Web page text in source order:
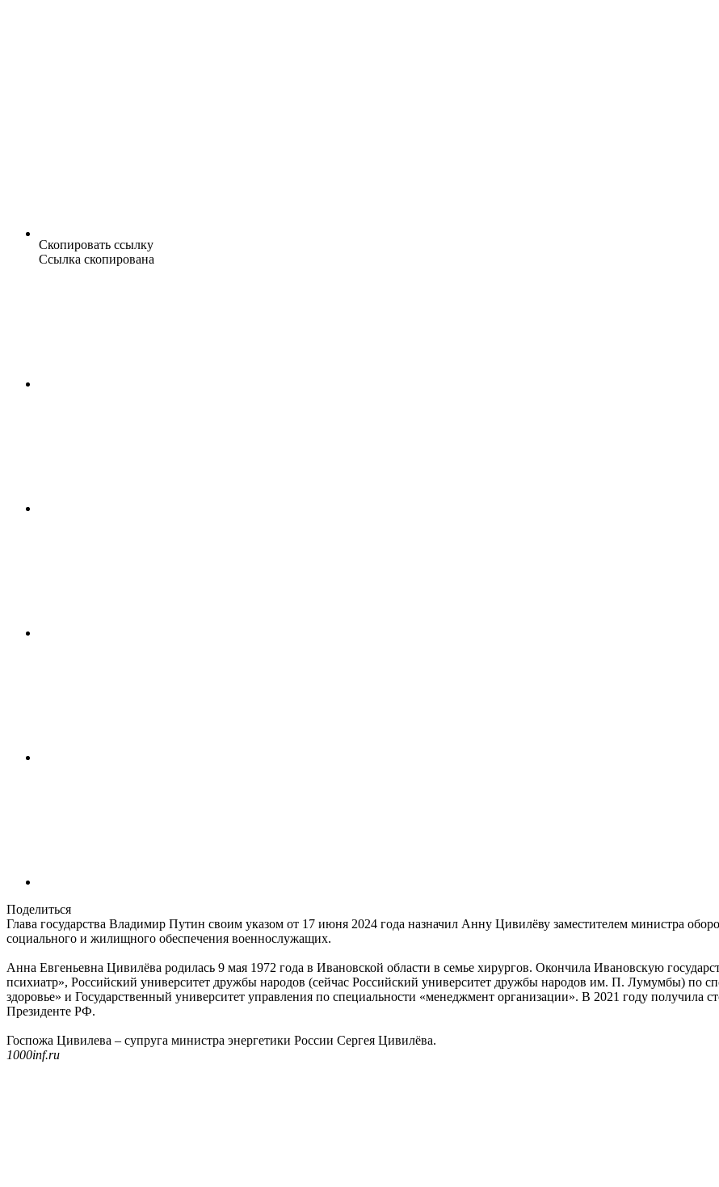
Скопировать ссылку
Ссылка скопирована
Поделиться
Глава государства Владимир Путин своим указом от 17 июня 2024 года назначил Анну Цивилёву заместителем министра
социального и жилищного обеспечения военнослужащих.
Анна Евгеньевна Цивилёва родилась 9 мая 1972 года в Ивановской области в семье хирургов. Окончила Ивановскую
психиатр», Российский университет дружбы народов (сейчас Российский университет дружбы народов им. П. Лумумбы) по
здоровье» и Государственный университет управления по специальности «менеджмент организации». В 2021 году
Президенте РФ.
Госпожа Цивилева – супруга министра энергетики России Сергея Цивилёва.
1000inf.ru